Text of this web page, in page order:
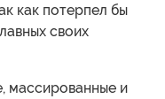
как потерпел бы
своих
массированные и